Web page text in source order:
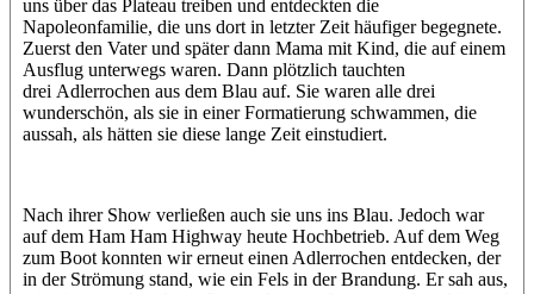
uns über das Plateau treiben und entdeckten die
Napoleonfamilie, die uns dort in letzter Zeit häufiger begegnete.
Zuerst den Vater und später dann Mama mit Kind, die auf einem
Ausflug unterwegs waren. Dann plötzlich tauchten
drei Adlerrochen aus dem Blau auf. Sie waren alle drei
wunderschön, als sie in einer Formatierung schwammen, die
aussah, als hätten sie diese lange Zeit einstudiert.
Nach ihrer Show verließen auch sie uns ins Blau. Jedoch war
auf dem Ham Ham Highway heute Hochbetrieb. Auf dem Weg
zum Boot konnten wir erneut einen Adlerrochen entdecken, der
in der Strömung stand, wie ein Fels in der Brandung. Er sah aus,